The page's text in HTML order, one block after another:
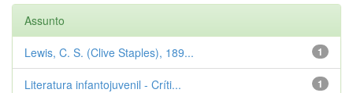
Assunto
1
Lewis, C. S. (Clive Staples), 189...
1
Literatura infantojuvenil - Críti...